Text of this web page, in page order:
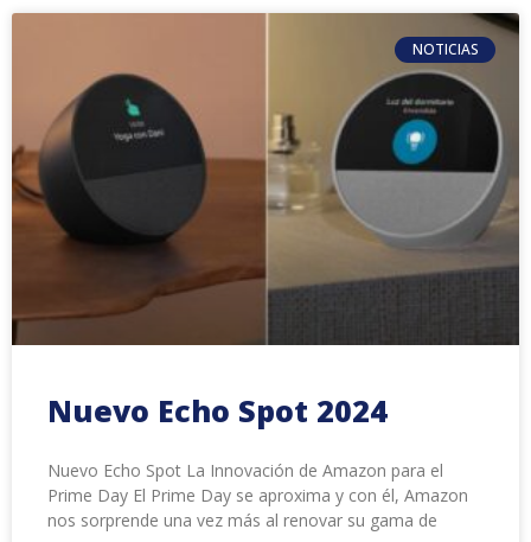
NOTICIAS
Nuevo Echo Spot 2024
Nuevo Echo Spot La Innovación de Amazon para el
Prime Day El Prime Day se aproxima y con él, Amazon
nos sorprende una vez más al renovar su gama de